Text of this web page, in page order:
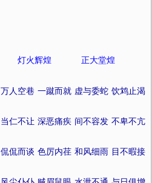
灯火辉煌
正大堂煌
万人空巷 一蹴而就 虚与委蛇 饮鸩止渴
当仁不让 深恶痛疾 间不容发 不卑不亢
侃侃而谈 色厉内荏 和风细雨 目不暇接